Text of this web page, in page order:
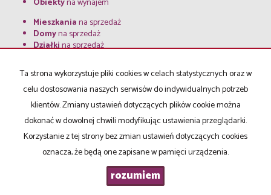
Obiektyna wynajem
Mieszkaniana sprzedaż
Domyna sprzedaż
Działkina sprzedaż
Halena sprzedaż
Obiektyna sprzedaż
Strona główna notatnik Kup Sprzedaj Kredyty O firmie Kontakt
RODO
Program dla biur nieruchomości
Ta strona wykorzystuje pliki cookies w celach statystycznych oraz w
celu dostosowania naszych serwisów do indywidualnych potrzeb
klientów. Zmiany ustawień dotyczących plików cookie można
dokonać w dowolnej chwili modyfikując ustawienia przeglądarki.
Korzystanie z tej strony bez zmian ustawień dotyczących cookies
oznacza, że będą one zapisane w pamięci urządzenia.
rozumiem